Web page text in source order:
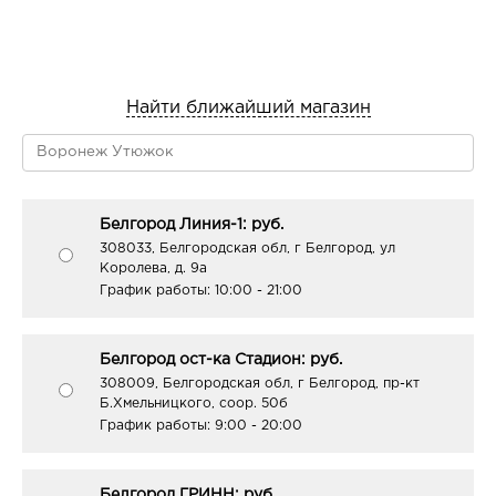
Найти ближайший магазин
Белгород Линия-1: руб.
308033, Белгородская обл, г Белгород, ул
Королева, д. 9а
График работы: 10:00 - 21:00
Белгород ост-ка Стадион: руб.
308009, Белгородская обл, г Белгород, пр-кт
Б.Хмельницкого, соор. 50б
График работы: 9:00 - 20:00